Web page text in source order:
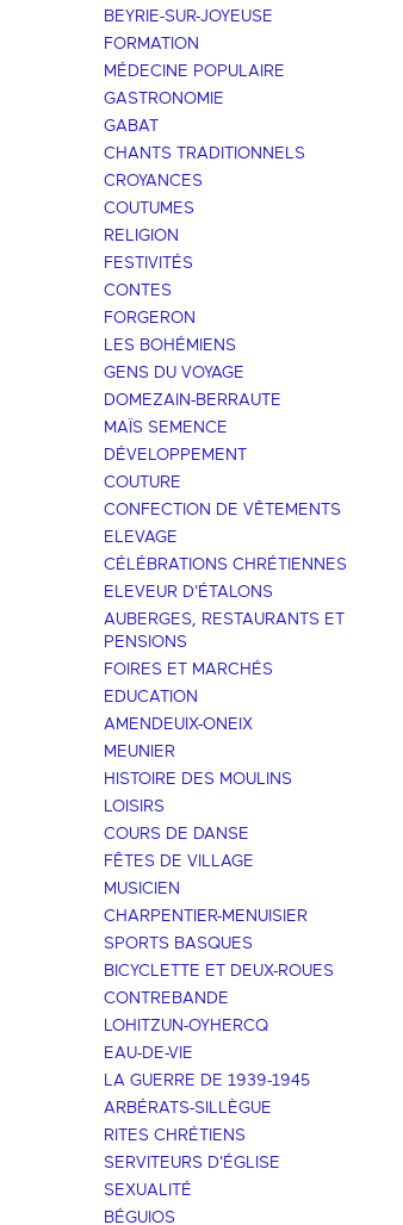
BEYRIE-SUR-JOYEUSE
FORMATION
MÉDECINE POPULAIRE
GASTRONOMIE
GABAT
CHANTS TRADITIONNELS
CROYANCES
COUTUMES
RELIGION
FESTIVITÉS
CONTES
FORGERON
LES BOHÉMIENS
GENS DU VOYAGE
DOMEZAIN-BERRAUTE
MAÏS SEMENCE
DÉVELOPPEMENT
COUTURE
CONFECTION DE VÊTEMENTS
ELEVAGE
CÉLÉBRATIONS CHRÉTIENNES
ELEVEUR D'ÉTALONS
AUBERGES, RESTAURANTS ET
PENSIONS
FOIRES ET MARCHÉS
EDUCATION
AMENDEUIX-ONEIX
MEUNIER
HISTOIRE DES MOULINS
LOISIRS
COURS DE DANSE
FÊTES DE VILLAGE
MUSICIEN
CHARPENTIER-MENUISIER
SPORTS BASQUES
BICYCLETTE ET DEUX-ROUES
CONTREBANDE
LOHITZUN-OYHERCQ
EAU-DE-VIE
LA GUERRE DE 1939-1945
ARBÉRATS-SILLÈGUE
RITES CHRÉTIENS
SERVITEURS D'ÉGLISE
SEXUALITÉ
BÉGUIOS